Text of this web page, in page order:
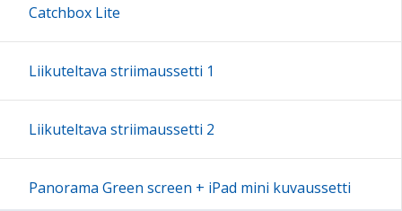
22:00
23:00
Catchbox Lite
Liikuteltava striimaussetti 1
Liikuteltava striimaussetti 2
Panorama Green screen + iPad mini kuvaussetti